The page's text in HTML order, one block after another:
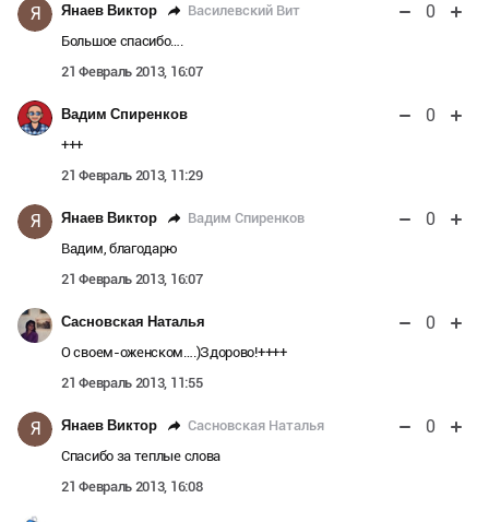
Я Янаев Виктор Василевский Вит 0
Большое спасибо….
21 Февраль 2013, 16:07
Вадим Спиренков 0
+++
21 Февраль 2013, 11:29
Я Янаев Виктор Вадим Спиренков 0
Вадим, благодарю
21 Февраль 2013, 16:07
Сасновская Наталья 0
О своем-оженском….)Здорово!++++
21 Февраль 2013, 11:55
Я Янаев Виктор Сасновская Наталья 0
Спасибо за теплые слова
21 Февраль 2013, 16:08